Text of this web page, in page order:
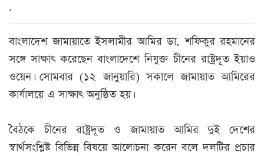
.
বাংলাদেশ জামায়াতে ইসলামীর আমির ডা. শফিকুর রহমানের
সঙ্গে সাক্ষাৎ করেছেন বাংলাদেশে নিযুক্ত চীনের রাষ্ট্রদূত ইয়াও
ওয়েন। সোমবার (১২ জানুয়ারি) সকালে জামায়াত আমিরের
কার্যালয়ে এ সাক্ষাৎ অনুষ্ঠিত হয়।
বৈঠকে চীনের রাষ্ট্রদূত ও জামায়াত আমির দুই দেশের
স্বার্থসংশ্লিষ্ট বিভিন্ন বিষয়ে আলোচনা করেন বলে দলটির প্রচার